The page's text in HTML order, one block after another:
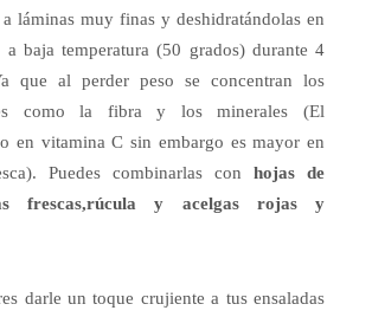
a láminas muy finas y deshidratándolas en
a baja temperatura (50 grados) durante 4
que al perder peso se concentran los
como la fibra y losminerales (El
en vitamina C sin embargo es mayor en
Puedes combinarlas con hojas de
frescas,rúcula y acelgas rojas y
darle un toque crujiente a tus ensaladas